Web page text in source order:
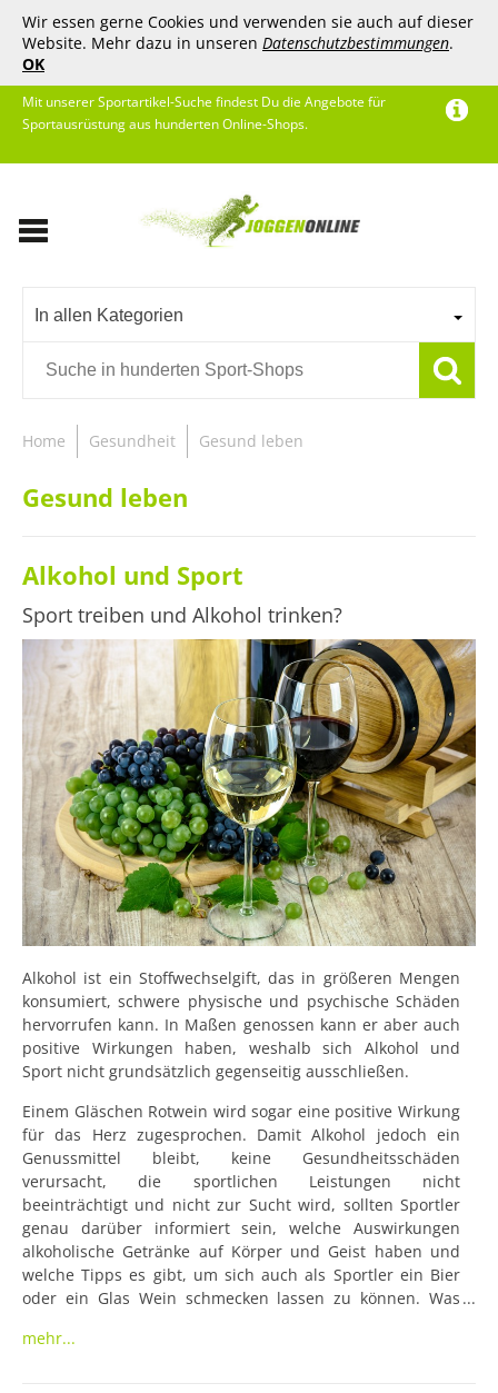
Wir essen gerne Cookies und verwenden sie auch auf dieser
Website. Mehr dazu in unseren Datenschutzbestimmungen.
OK
Mit unserer Sportartikel-Suche findest Du die Angebote für
Sportausrüstung aus hunderten Online-Shops.
In allen Kategorien
Home Gesundheit Gesund leben
Gesund leben
Alkohol und Sport
Sport treiben und Alkohol trinken?
Alkohol ist ein Stoffwechselgift, das in größeren Mengen
konsumiert, schwere physische und psychische Schäden
hervorrufen kann. In Maßen genossen kann er aber auch
positive Wirkungen haben, weshalb sich Alkohol und
Sport nicht grundsätzlich gegenseitig ausschließen.
Einem Gläschen Rotwein wird sogar eine positive Wirkung
für das Herz zugesprochen. Damit Alkohol jedoch ein
Genussmittel bleibt, keine Gesundheitsschäden
verursacht, die sportlichen Leistungen nicht
beeinträchtigt und nicht zur Sucht wird, sollten Sportler
genau darüber informiert sein, welche Auswirkungen
alkoholische Getränke auf Körper und Geist haben und
welche Tipps es gibt, um sich auch als Sportler ein Bier
oder ein Glas Wein schmecken lassen zu können. Was
Stoffwechselgift, das außerdem viele leere Kalorien
mehr...